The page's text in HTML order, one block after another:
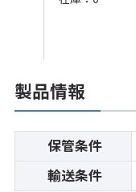
製品情報
保管条件
輸送条件